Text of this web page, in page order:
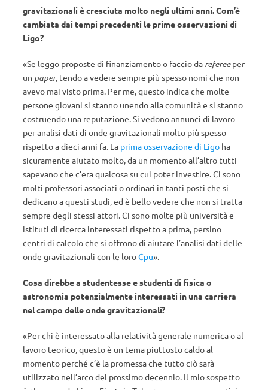
gravitazionali è cresciuta molto negli ultimi anni. Com’è
cambiata dai tempi precedenti le prime osservazioni di
Ligo?
«Se leggo proposte di finanziamento o faccio da refereeper
un paper, tendo a vedere sempre più spesso nomi che non
avevo mai visto prima. Per me, questo indica che molte
persone giovani si stanno unendo alla comunità e si stanno
costruendo una reputazione. Si vedono annunci di lavoro
per analisi dati di onde gravitazionali molto più spesso
rispetto a dieci anni fa. La prima osservazione di Ligo ha
sicuramente aiutato molto, da un momento all’altro tutti
sapevano che c’era qualcosa su cui poter investire. Ci sono
molti professori associati o ordinari in tanti posti che si
dedicano a questi studi, ed è bello vedere che non si tratta
sempre degli stessi attori. Ci sono molte più università e
istituti di ricerca interessati rispetto a prima, persino
centri di calcolo che si offrono di aiutare l’analisi dati delle
onde gravitazionali con le loroCpu».
Cosa direbbe a studentesse e studenti di fisica o
astronomia potenzialmente interessati in una carriera
nel campo delle onde gravitazionali?
«Per chi è interessato alla relatività generale numerica o al
lavoro teorico, questo è un tema piuttosto caldo al
momento perché c’è la promessa che tutto ciò sarà
utilizzato nell’arco del prossimo decennio. Il mio sospetto